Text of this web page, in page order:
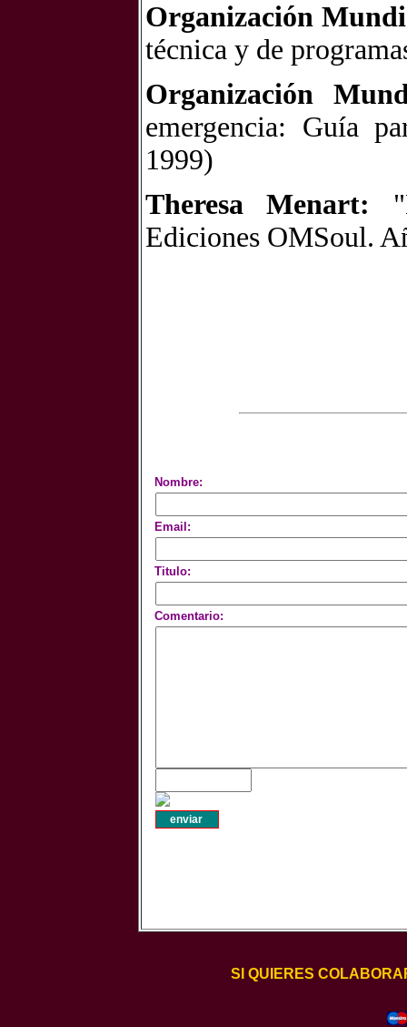
Organización
técnica y de
Organización
emergencia: Guía
1999)
Theresa Menart:
Ediciones OMSoul.
Nombre:
Email:
Titulo:
Comentario:
SI QUIERES